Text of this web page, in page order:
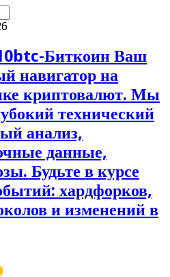
Биткоин Ваш
навигатор на
криптовалют. Мы
технический
анализ,
данные,
Будьте в курсе
хардфорков,
и изменений в